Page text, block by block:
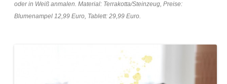
oder in Weiß anmalen. Material: Terrakotta/Steinzeug, Preise:
Blumenampel 12,99 Euro, Tablett: 29,99 Euro.